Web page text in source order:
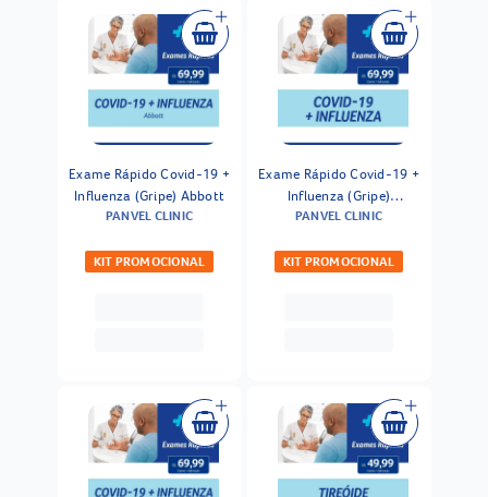
Exame Rápido Covid-19 +
Influenza (Gripe) Abbott
PANVEL CLINIC
KIT PROMOCIONAL
Exame Rápido Covid-19 +
Influenza (Gripe)
Ecodiagnostica
PANVEL CLINIC
KIT PROMOCIONAL